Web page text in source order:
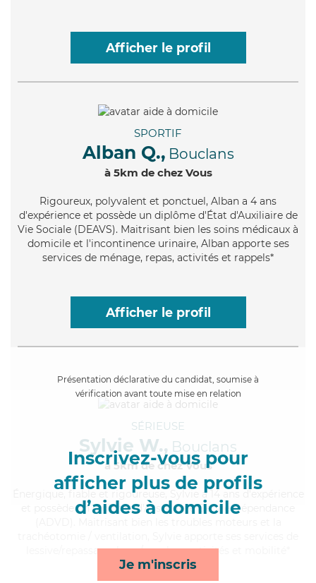
Afficher le profil
SPORTIF
Alban Q., Bouclans
à 5km de chez Vous
Rigoureux, polyvalent et ponctuel, Alban a 4 ans
d'expérience et possède un diplôme d'État d'Auxiliaire de
Vie Sociale (DEAVS). Maitrisant bien les soins médicaux à
domicile et l'incontinence urinaire, Alban apporte ses
services de ménage, repas, activités et rappels*
Afficher le profil
Présentation déclarative du candidat, soumise à
vérification avant toute mise en relation
Inscrivez-vous pour
afficher plus de profils
d’aides à domicile
Je m'inscris
SÉRIEUSE
Sylvie W., Bouclans
à 5km de chez Vous
, fiable et rigoureuse, Sylvie a 14 ans d'expérience
et possède un diplôme d'Assistante De Vie Dépendance
lessive/repassage, lever/coucher, activités et mobilité*